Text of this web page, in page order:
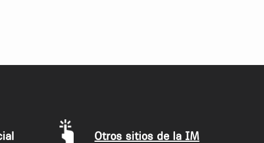
Otros sitios de la IM